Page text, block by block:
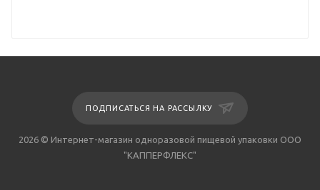
ПОДПИСАТЬСЯ НА РАССЫЛКУ
2026 © Интернет-магазин одноразовой пищевой упаковки ООО
"КАППЕРФЛЕКС"